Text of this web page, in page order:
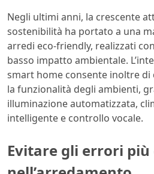
Negli ultimi anni, la crescente
sostenibilità ha portato a una
arredi eco-friendly, realizzati
basso impatto ambientale.
smart home consente inoltre
la funzionalità degli ambienti,
illuminazione automatizzata,
intelligente e controllo vocale.
Evitare gli errori